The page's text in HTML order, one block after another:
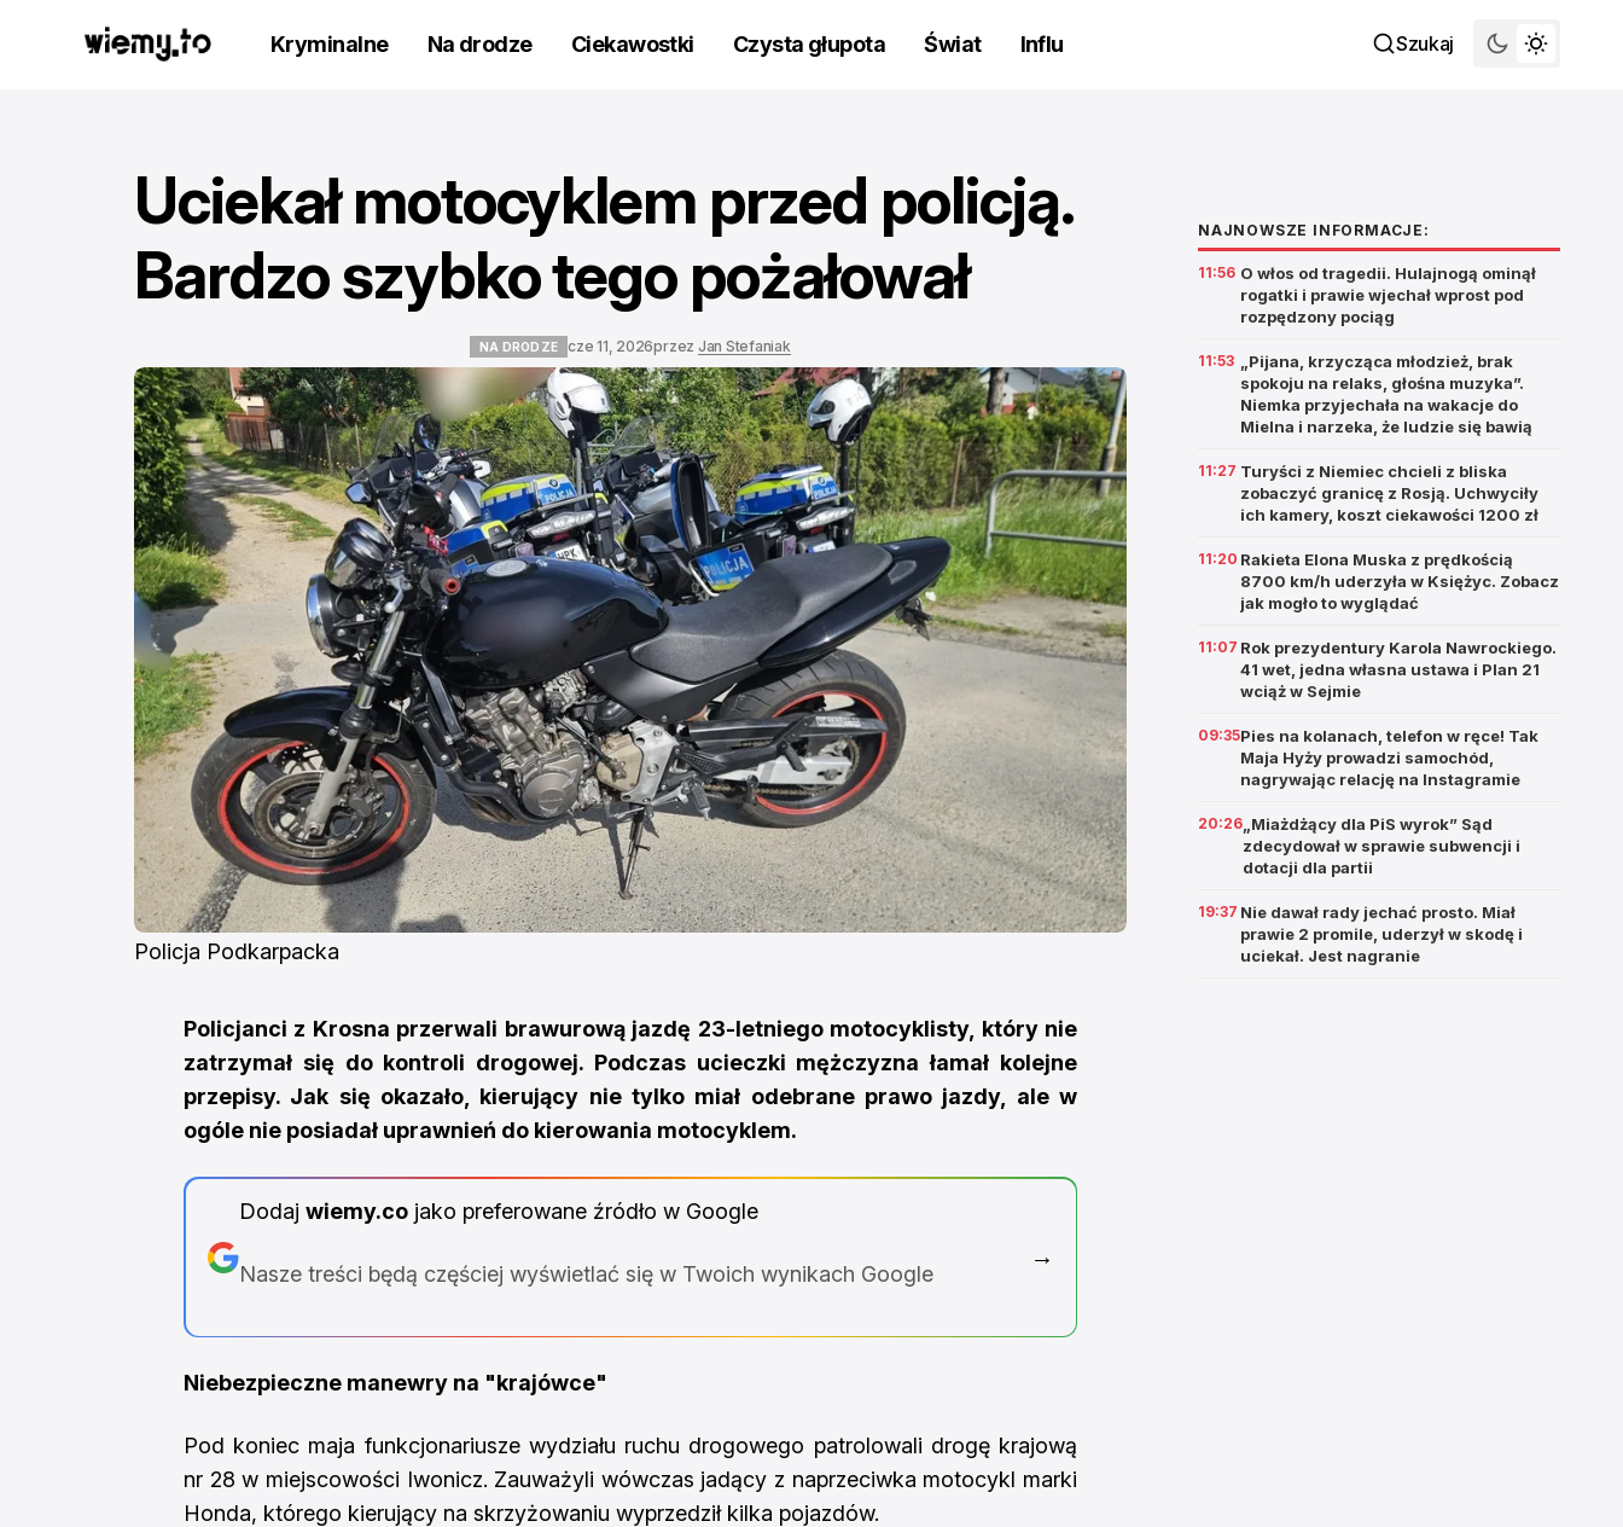
Kryminalne Na drodze Ciekawostki Czysta głupota Świat Influ Szukaj
Uciekał motocyklem przed policją.
Bardzo szybko tego pożałował
NA DRODZE cze 11, 2026przez Jan Stefaniak
Policja Podkarpacka
Policjanci z Krosna przerwali brawurową jazdę 23-letniego motocyklisty, który nie
zatrzymał się do kontroli drogowej. Podczas ucieczki mężczyzna łamał kolejne
przepisy. Jak się okazało, kierujący nie tylko miał odebrane prawo jazdy, ale w
ogóle nie posiadał uprawnień do kierowania motocyklem.
Dodaj wiemy.cojako preferowane źródło w Google
Nasze treści będą częściej wyświetlać się w Twoich wynikach Google
→
Niebezpieczne manewry na "krajówce"
Pod koniec maja funkcjonariusze wydziału ruchu drogowego patrolowali drogę krajową
nr 28 w miejscowości Iwonicz. Zauważyli wówczas jadący z naprzeciwka motocykl marki
Honda, którego kierujący na skrzyżowaniu wyprzedził kilka pojazdów.
NAJNOWSZE INFORMACJE:
11:56 O włos od tragedii. Hulajnogą ominął
rogatki i prawie wjechał wprost pod
rozpędzony pociąg
11:53
„Pijana, krzycząca młodzież, brak
spokoju na relaks, głośna muzyka”.
Niemka przyjechała na wakacje do
Mielna i narzeka, że ludzie się bawią
11:27 Turyści z Niemiec chcieli z bliska
zobaczyć granicę z Rosją. Uchwyciły
ich kamery, koszt ciekawości 1200 zł
11:20 Rakieta Elona Muska z prędkością
8700 km/h uderzyła w Księżyc. Zobacz
jak mogło to wyglądać
11:07 Rok prezydentury Karola Nawrockiego.
41 wet, jedna własna ustawa i Plan 21
wciąż w Sejmie
09:35Pies na kolanach, telefon w ręce! Tak
Maja Hyży prowadzi samochód,
nagrywając relację na Instagramie
20:26 „Miażdżący dla PiS wyrok” Sąd
zdecydował w sprawie subwencji i
dotacji dla partii
19:37 Nie dawał rady jechać prosto. Miał
prawie 2 promile, uderzył w skodę i
uciekał. Jest nagranie